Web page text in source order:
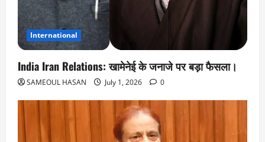
International
India Iran Relations: खामेनेई के जनाजे पर बड़ा फैसला।
SAMEOUL HASAN July 1, 2026 0